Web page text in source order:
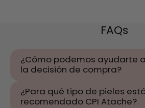
FAQs
¿Cómo podemos ayudarte
la decisión de compra?
¿Para qué tipo de pieles
recomendado CPI Atache?